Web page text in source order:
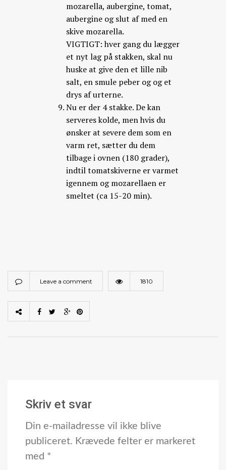
mozarella, aubergine, tomat,
aubergine og slut af med en
skive mozarella.
VIGTIGT: hver gang du lægger
et nyt lag på stakken, skal nu
huske at give den et lille nib
salt, en smule peber og og et
drys af urterne.
Nu er der 4 stakke. De kan
serveres kolde, men hvis du
ønsker at severe dem som en
varm ret, sætter du dem
tilbage i ovnen (180 grader),
indtil tomatskiverne er varmet
igennem og mozarellaen er
smeltet (ca 15-20 min).
Leave a comment 1810
Skriv et svar
Din e-mailadresse vil ikke blive
publiceret. Krævede felter er markeret
med *